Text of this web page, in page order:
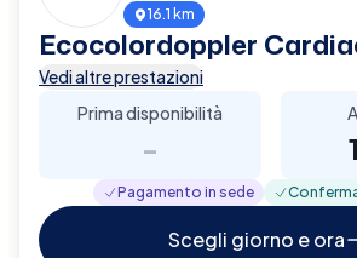
16.1 km
Ecocolordoppler
Vedi altre prestazioni
Prima disponibilità
-
Pagamento in sede
Scegli giorno e ora